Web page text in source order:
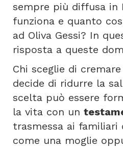
sempre più diffusa in
funziona e quanto
ad Oliva Gessi? In
risposta a queste
Chi sceglie di
decide di ridurre la
scelta può essere
la vita con un
trasmessa ai familiari
come una moglie